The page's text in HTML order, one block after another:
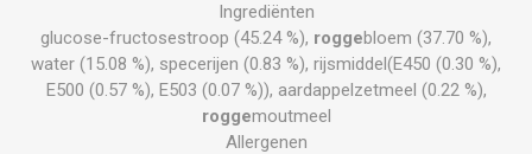
Ingrediënten
glucose-fructosestroop (45.24 %), roggebloem (37.70 %),
water (15.08 %), specerijen (0.83 %), rijsmiddel(E450 (0.30 %),
E500 (0.57 %), E503 (0.07 %)), aardappelzetmeel (0.22 %),
roggemoutmeel
Allergenen